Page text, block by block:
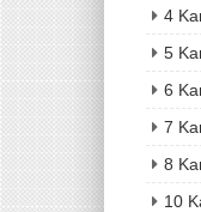
4
5
6
7
8
10